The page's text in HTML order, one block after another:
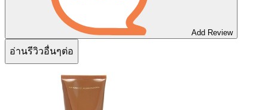
Add Review
อ่านรีวิวอื่นๆต่อ